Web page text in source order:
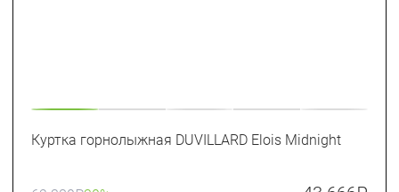
Куртка горнолыжная DUVILLARD Elois Midnight